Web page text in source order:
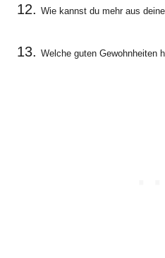
12. Wie kannst du mehr aus
13. Welche guten Gewohnheiten